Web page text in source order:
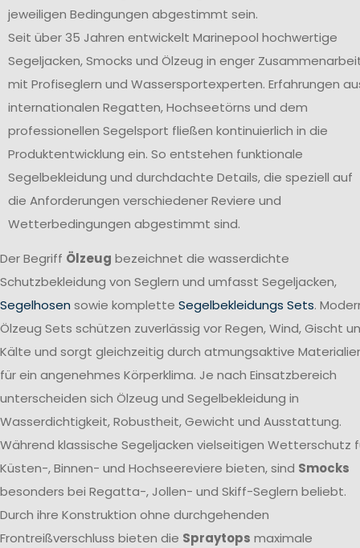
jeweiligen Bedingungen abgestimmt sein.
Seit über 35 Jahren entwickelt Marinepool hochwertige
Segeljacken, Smocks und Ölzeug in enger
mit Profiseglern und Wassersportexperten. Erfahrungen
internationalen Regatten, Hochseetörns und dem
professionellen Segelsport fließen kontinuierlich in die
Produktentwicklung ein. So entstehen funktionale
Segelbekleidung und durchdachte Details, die speziell auf
die Anforderungen verschiedener Reviere und
Wetterbedingungen abgestimmt sind.
Der Begriff Ölzeug bezeichnet die wasserdichte
Schutzbekleidung von Seglern und umfasst Segeljacken,
Segelhosen sowie komplette Segelbekleidungs Sets.
Ölzeug Sets schützen zuverlässig vor Regen, Wind, Gischt
Kälte und sorgt gleichzeitig durch atmungsaktive
für ein angenehmes Körperklima. Je nach Einsatzbereich
unterscheiden sich Ölzeug und Segelbekleidung in
Wasserdichtigkeit, Robustheit, Gewicht und Ausstattung.
Während klassische Segeljacken vielseitigen Wetterschutz
Küsten-, Binnen- und Hochseereviere bieten, sind Smocks
besonders bei Regatta-, Jollen- und Skiff-Seglern beliebt.
Durch ihre Konstruktion ohne durchgehenden
Frontreißverschluss bieten die Spraytops maximale